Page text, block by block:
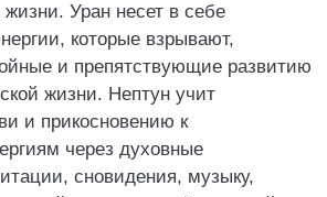
Уран несет в себе
которые взрывают,
и препятствующие развитию
жизни. Нептун учит
и прикосновению к
через духовные
сновидения, музыку,